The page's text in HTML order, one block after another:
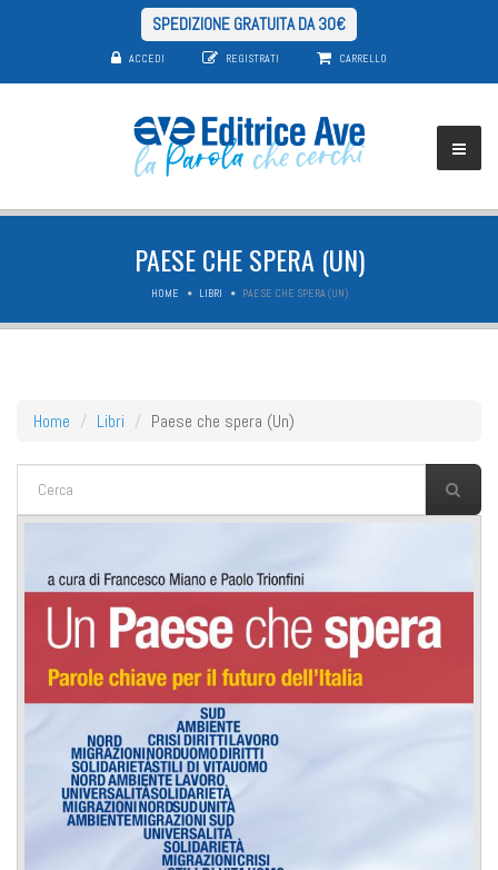
SPEDIZIONE GRATUITA DA 30€
ACCEDI REGISTRATI CARRELLO
PAESE CHE SPERA (UN)
HOME LIBRI PAESE CHE SPERA (UN)
Home Libri Paese che spera (Un)
FORM DI RICERCA